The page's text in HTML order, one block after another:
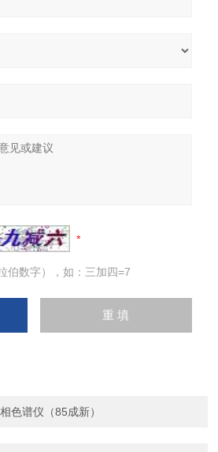
伯数字），如：三加四=7
色谱仪（85成新）